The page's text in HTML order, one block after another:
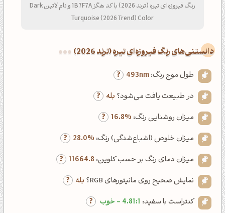
رنگ فیروزه‌ای تیره (ترند 2026) با کد هگز 1B7F7A و نام لاتین Dark
Turquoise (2026 Trend) Color
دانستنی‌های رنگ فیروزه‌ای تیره (ترند 2026)
طول موج رنگ:493nm
در طبیعت یافت می‌شود؟ بله
میزان روشنایی رنگ: 16.8%
میزان خلوص (اشباع‌شدگی) رنگ: 28.0%
میزان دمای رنگ بر حسب کلوین: 11664.8
نمایش صحیح روی مانیتورهای RGB؟
بله
کنتراست با سفید: 4.81:1 - خوب